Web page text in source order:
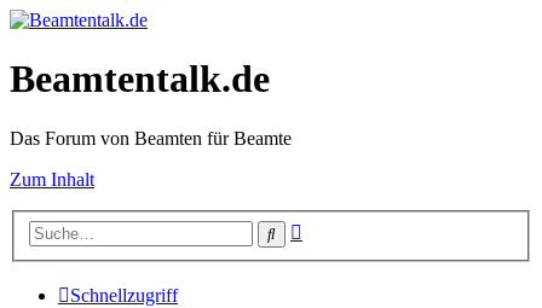
Beamtentalk.de
Das Forum von Beamten für Beamte
Zum Inhalt
Suche
Schnellzugriff